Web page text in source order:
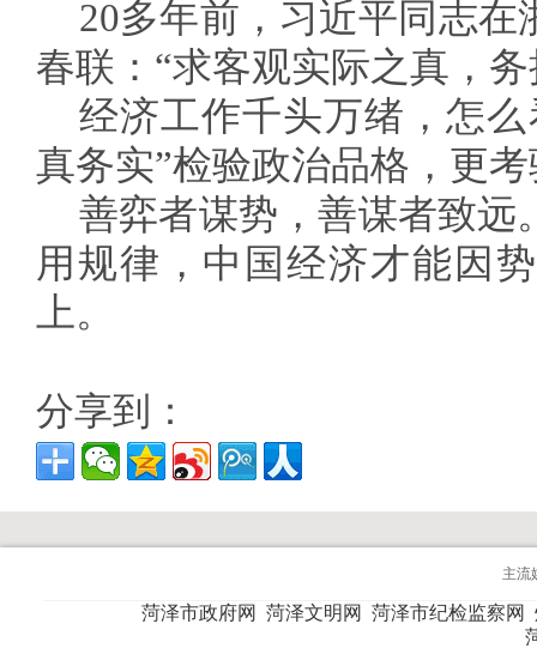
20多年前，习近平同志
春联：“求客观实际之真，
经济工作千头万绪，怎
真务实”检验政治品格，更
善弈者谋势，善谋者致远
用规律，中国经济才能因
上。
分享到：
主流
菏泽市政府网 菏泽文明网 菏泽市纪检监察网